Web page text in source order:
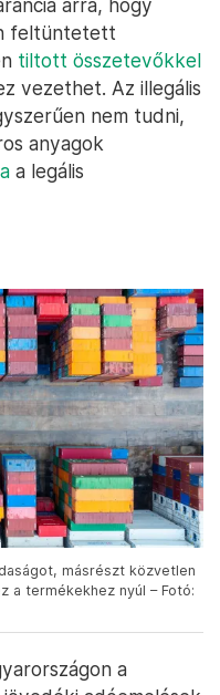
feltüntetett
tiltott összetevőkkel
vezethet. Az illegális
nem tudni,
anyagok
a legális
másrészt közvetlen
a termékekhez nyúl – Fotó:
a